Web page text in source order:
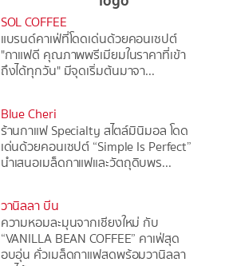
SOL COFFEE
แบรนด์คาเฟ่ที่โดดเด่นด้วยคอนเซปต์
"กาแฟดี คุณภาพพรีเมียมในราคาที่เข้า
ถึงได้ทุกวัน" มีจุดเริ่มต้นมาจา...
Blue Cheri
ร้านกาแฟ Specialty สไตล์มินิมอล โดด
เด่นด้วยคอนเซปต์ “Simple Is Perfect”
นำเสนอเมล็ดกาแฟและวัตถุดิบพร...
วานิลลา บีน
ความหอมละมุนจากเชียงใหม่ กับ
“VANILLA BEAN COFFEE” คาเฟ่สุด
อบอุ่น คั่วเมล็ดกาแฟสดพร้อมวานิลลา